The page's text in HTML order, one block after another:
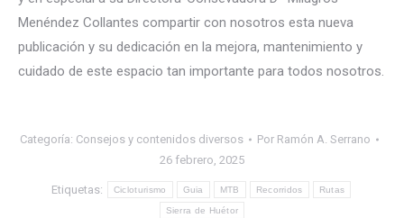
Menéndez Collantes compartir con nosotros esta nueva
publicación y su dedicación en la mejora, mantenimiento y
cuidado de este espacio tan importante para todos nosotros.
Categoría: Consejos y contenidos diversos Por Ramón A. Serrano
26 febrero, 2025
Etiquetas: Cicloturismo Guia MTB Recorridos Rutas
Sierra de Huétor